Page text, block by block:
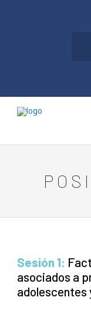
Sesión 1:
asociados a
adolescentes